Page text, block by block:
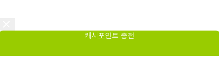
캐시포인트 충전